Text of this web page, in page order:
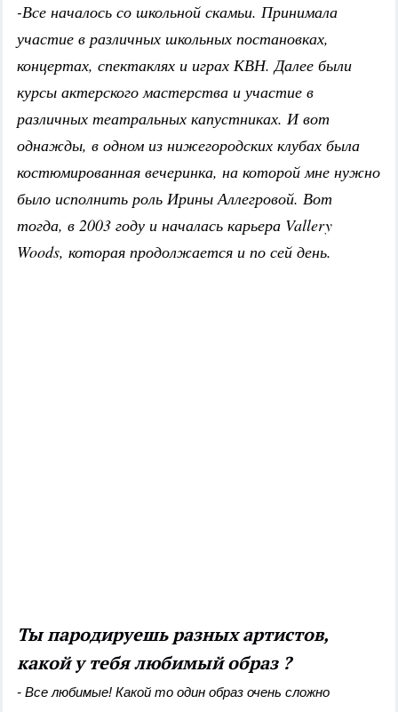
-Все началось со школьной скамьи. Принимала
участие в различных школьных постановках,
концертах, спектаклях и играх КВН. Далее были
курсы актерского мастерства и участие в
различных театральных капустниках. И вот
однажды, в одном из нижегородских клубах была
костюмированная вечеринка, на которой мне нужно
было исполнить роль Ирины Аллегровой. Вот
тогда, в 2003 году и началась карьера Vallery
Woods, которая продолжается и по сей день.
Ты пародируешь разных артистов,
какой у тебя любимый образ ?
- Все любимые! Какой то один образ очень сложно